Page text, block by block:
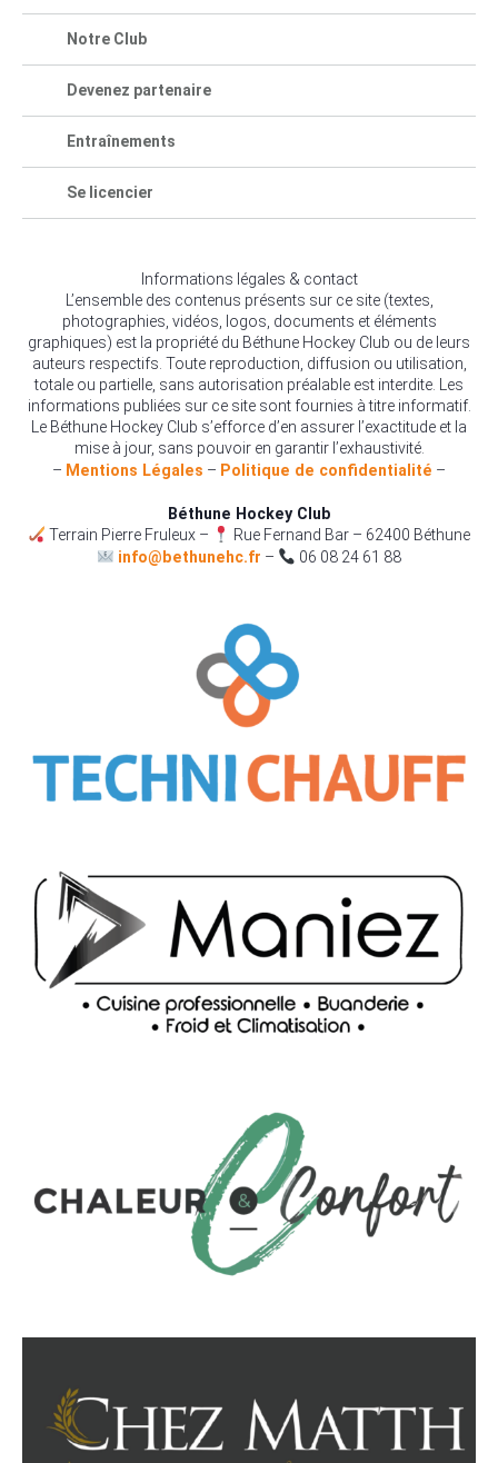
Notre Club
Devenez partenaire
Entraînements
Se licencier
Informations légales & contact
L’ensemble des contenus présents sur ce site (textes,
photographies, vidéos, logos, documents et éléments
graphiques) est la propriété du Béthune Hockey Club ou de leurs
auteurs respectifs. Toute reproduction, diffusion ou utilisation,
totale ou partielle, sans autorisation préalable est interdite. Les
informations publiées sur ce site sont fournies à titre informatif.
Le Béthune Hockey Club s’efforce d’en assurer l’exactitude et la
mise à jour, sans pouvoir en garantir l’exhaustivité.
– Mentions Légales – Politique de confidentialité –
Béthune Hockey Club
Terrain Pierre Fruleux –
Rue Fernand Bar – 62400 Béthune
info@bethunehc.fr – 06 08 24 61 88